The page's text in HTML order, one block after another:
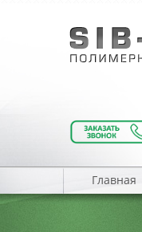
Главная